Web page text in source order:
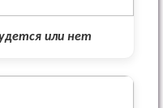
или нет